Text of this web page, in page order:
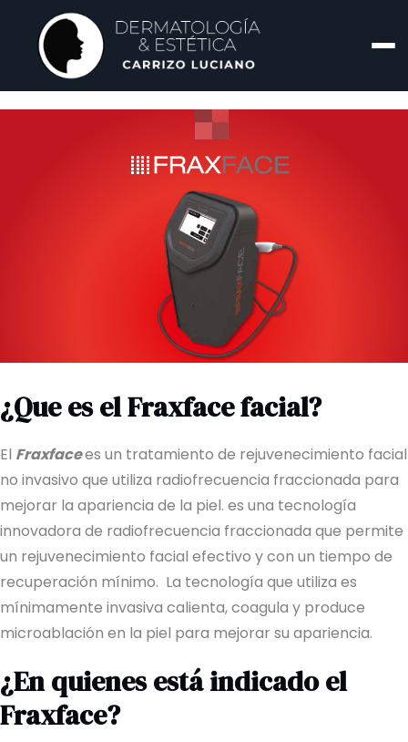
¿Que es el Fraxface facial?
El Fraxfacees un tratamiento de rejuvenecimiento facial
no invasivo que utiliza radiofrecuencia fraccionada para
mejorar la apariencia de la piel. es una tecnología
innovadora de radiofrecuencia fraccionada que permite
un rejuvenecimiento facial efectivo y con un tiempo de
recuperación mínimo. La tecnología que utiliza es
mínimamente invasiva calienta, coagula y produce
microablación en la piel para mejorar su apariencia.
¿En quienes está indicado el
Fraxface?